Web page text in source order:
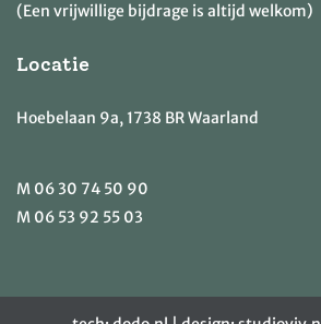
(Een vrijwillige bijdrage is altijd welkom)
Locatie
Hoebelaan 9a, 1738 BR Waarland
M 06 30 74 50 90
M 06 53 92 55 03